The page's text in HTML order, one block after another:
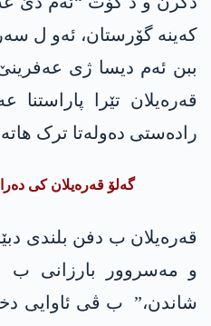
کەینە گۆرستان، ئەو ل
ببن ئەم دیسا ژی
قەرەیلان تێرا
رادەستی دەولەتا ترک
گەلۆ قەرەیلان کی
قەرەیلان ب دفن بلندی
و مەسروور بارزانی ب
شاندن،” ب ڤی ئاوایی